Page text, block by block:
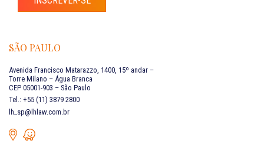
SÃO PAULO
Avenida Francisco Matarazzo, 1400, 15º andar –
Torre Milano – Água Branca
CEP 05001-903 – São Paulo
Tel.: +55 (11) 3879 2800
lh_sp@lhlaw.com.br